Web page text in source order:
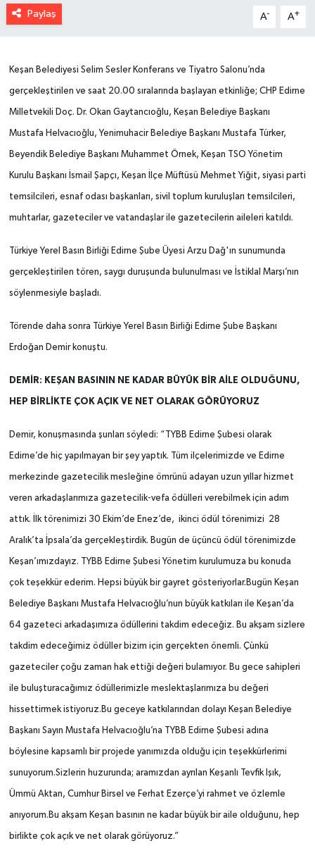
Paylaş A- A+
Keşan Belediyesi Selim Sesler Konferans ve Tiyatro Salonu’nda
gerçekleştirilen ve saat 20.00 sıralarında başlayan etkinliğe; CHP Edirne
Milletvekili Doç. Dr. Okan Gaytancıoğlu, Keşan Belediye Başkanı
Mustafa Helvacıoğlu, Yenimuhacir Belediye Başkanı Mustafa Türker,
Beyendik Belediye Başkanı Muhammet Örnek, Keşan TSO Yönetim
Kurulu Başkanı İsmail Şapçı, Keşan İlçe Müftüsü Mehmet Yiğit, siyasi parti
temsilcileri, esnaf odası başkanları, sivil toplum kuruluşları temsilcileri,
muhtarlar, gazeteciler ve vatandaşlar ile gazetecilerin aileleri katıldı.
Türkiye Yerel Basın Birliği Edirne Şube Üyesi Arzu Dağ'ın sunumunda
gerçekleştirilen tören, saygı duruşunda bulunulması ve İstiklal Marşı’nın
söylenmesiyle başladı.
Törende daha sonra Türkiye Yerel Basın Birliği Edirne Şube Başkanı
Erdoğan Demir konuştu.
DEMİR: KEŞAN BASININ NE KADAR BÜYÜK BİR AİLE OLDUĞUNU,
HEP BİRLİKTE ÇOK AÇIK VE NET OLARAK GÖRÜYORUZ
Demir, konuşmasında şunları söyledi: “TYBB Edirne Şubesi olarak
Edirne’de hiç yapılmayan bir şey yaptık. Tüm ilçelerimizde ve Edirne
merkezinde gazetecilik mesleğine ömrünü adayan uzun yıllar hizmet
veren arkadaşlarımıza gazetecilik-vefa ödülleri verebilmek için adım
attık. İlk törenimizi 30 Ekim’de Enez’de, ikinci ödül törenimizi 28
Aralık’ta İpsala’da gerçekleştirdik. Bugün de üçüncü ödül törenimizde
Keşan’ımızdayız. TYBB Edirne Şubesi Yönetim kurulumuza bu konuda
çok teşekkür ederim. Hepsi büyük bir gayret gösteriyorlar.Bugün Keşan
Belediye Başkanı Mustafa Helvacıoğlu’nun büyük katkıları ile Keşan’da
64 gazeteci arkadaşımıza ödüllerini takdim edeceğiz. Bu akşam sizlere
takdim edeceğimiz ödüller bizim için gerçekten önemli. Çünkü
gazeteciler çoğu zaman hak ettiği değeri bulamıyor. Bu gece sahipleri
ile buluşturacağımız ödüllerimizle meslektaşlarımıza bu değeri
hissettirmek istiyoruz.Bu geceye katkılarından dolayı Keşan Belediye
Başkanı Sayın Mustafa Helvacıoğlu’na TYBB Edirne Şubesi adına
böylesine kapsamlı bir projede yanımızda olduğu için teşekkürlerimi
sunuyorum.Sizlerin huzurunda; aramızdan ayrılan Keşanlı Tevfik Işık,
Ümmü Aktan, Cumhur Birsel ve Ferhat Ezerçe’yi rahmet ve özlemle
anıyorum.Bu akşam Keşan basının ne kadar büyük bir aile olduğunu, hep
birlikte çok açık ve net olarak görüyoruz.”